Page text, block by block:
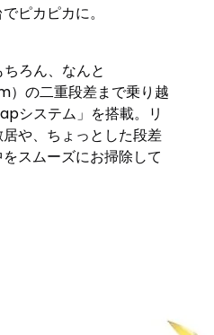
ピカピカに。
ろん、なんと
の二重段差まで乗り越
システム」を搭載。リ
や、ちょっとした段差
スムーズにお掃除して